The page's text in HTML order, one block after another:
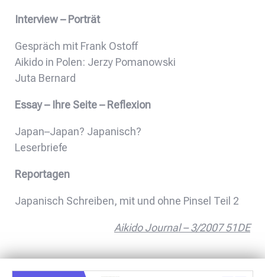
Interview – Porträt
Gespräch mit Frank Ostoff
Aikido in Polen: Jerzy Pomanowski
Juta Bernard
Essay – Ihre Seite – Reflexion
Japan–Japan? Japanisch?
Leserbriefe
Reportagen
Japanisch Schreiben, mit und ohne Pinsel Teil 2
Aikido Journal – 3/2007 51DE